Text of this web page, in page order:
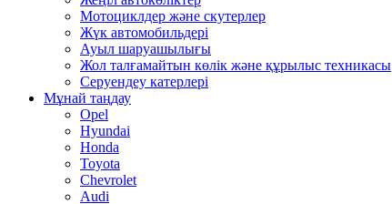
Мотоциклдер және скутерлер
Жүк автомобильдері
Ауыл шаруашылығы
Жол талғамайтын көлік және құрылыс техникасы
Серуендеу катерлері
Mұнай таңдау
Opel
Hyundai
Honda
Toyota
Chevrolet
Audi